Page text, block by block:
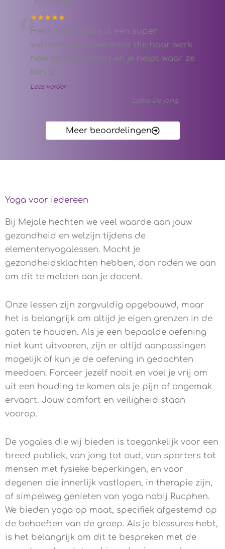
★★★★★
“Heidi van mejale is een super
vakbekwame lieve meid die haar werk
heel serieus neemt en je helpt waar ze
kan. Z...
Lees verder”
- Lydia De jong
Meer beoordelingen
Yoga voor iedereen
Bij Mejale hechten we veel waarde aan jouw
gezondheid en welzijn tijdens de
elementenyogalessen. Mocht je
gezondheidsklachten hebben, dan raden we aan
om dit te melden aan je docent.
Onze lessen zijn zorgvuldig opgebouwd, maar
het is belangrijk om altijd je eigen grenzen in de
gaten te houden. Als je een bepaalde oefening
niet kunt uitvoeren, zijn er altijd aanpassingen
mogelijk of kun je de oefening in gedachten
meedoen. Forceer jezelf nooit en voel je vrij om
uit een houding te komen als je pijn of ongemak
ervaart. Jouw comfort en veiligheid staan
voorop.
De yogales die wij bieden is toegankelijk voor een
breed publiek, van jong tot oud, van sporters tot
mensen met fysieke beperkingen, en voor
degenen die innerlijk vastlopen, in therapie zijn,
of simpelweg genieten van yoga nabij Rucphen.
We bieden yoga op maat, specifiek afgestemd op
de behoeften van de groep. Als je blessures hebt,
is het belangrijk om dit te bespreken met de